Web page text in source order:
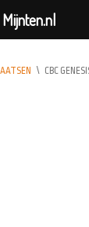
\ CBC
Mijnten.nl